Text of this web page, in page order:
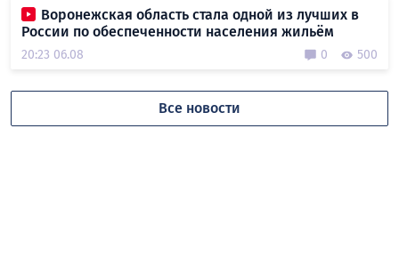
Воронежская область стала одной из лучших в
России по обеспеченности населения жильём
20:23 06.08 0 500
Все новости